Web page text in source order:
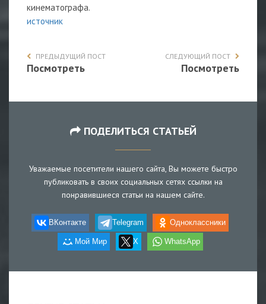
кинематографа.
источник
ПРЕДЫДУЩИЙ ПОСТ
Посмотреть
СЛЕДУЮЩИЙ ПОСТ
Посмотреть
ПОДЕЛИТЬСЯ СТАТЬЕЙ
Уважаемые посетители нашего сайта, Вы можете быстро
публиковать в своих социальных сетях ссылки на
понравившиеся статьи на нашем сайте.
ВКонтакте Telegram Одноклассники
Мой Мир X WhatsApp